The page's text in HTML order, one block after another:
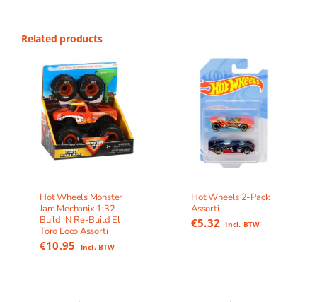
Related products
Hot Wheels Monster
Jam Mechanix 1:32
Build ‘N Re-Build El
Toro Loco Assorti
€10.95 Incl. BTW
Hot Wheels 2-Pack
Assorti
€5.32 Incl. BTW